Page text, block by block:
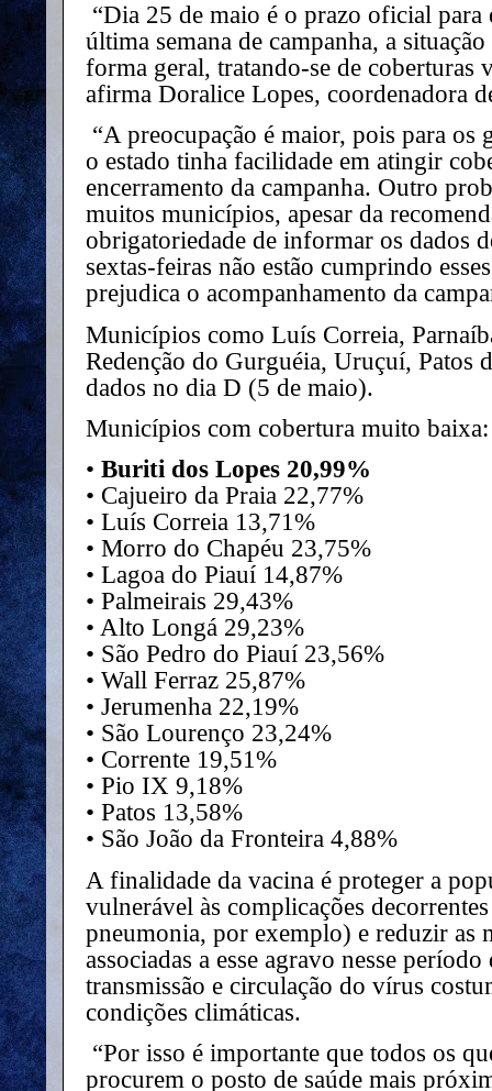
“Dia 25 de maio é o prazo oficial para
última semana de campanha, a
forma geral, tratando-se de coberturas
afirma Doralice Lopes, coordenadora
“A preocupação é maior, pois para os
o estado tinha facilidade em atingir
encerramento da campanha. Outro
muitos municípios, apesar da
obrigatoriedade de informar os dados
sextas-feiras não estão cumprindo
prejudica o acompanhamento da
Municípios como Luís Correia,
Redenção do Gurguéia, Uruçuí, Patos
dados no dia D (5 de maio).
Municípios com cobertura muito baixa:
• Buriti dos Lopes 20,99%
• Cajueiro da Praia 22,77%
• Luís Correia 13,71%
• Morro do Chapéu 23,75%
• Lagoa do Piauí 14,87%
• Palmeirais 29,43%
• Alto Longá 29,23%
• São Pedro do Piauí 23,56%
• Wall Ferraz 25,87%
• Jerumenha 22,19%
• São Lourenço 23,24%
• Corrente 19,51%
• Pio IX 9,18%
• Patos 13,58%
• São João da Fronteira 4,88%
A finalidade da vacina é proteger a
vulnerável às complicações
pneumonia, por exemplo) e reduzir as
associadas a esse agravo nesse
transmissão e circulação do vírus
condições climáticas.
“Por isso é importante que todos os
procurem o posto de saúde mais